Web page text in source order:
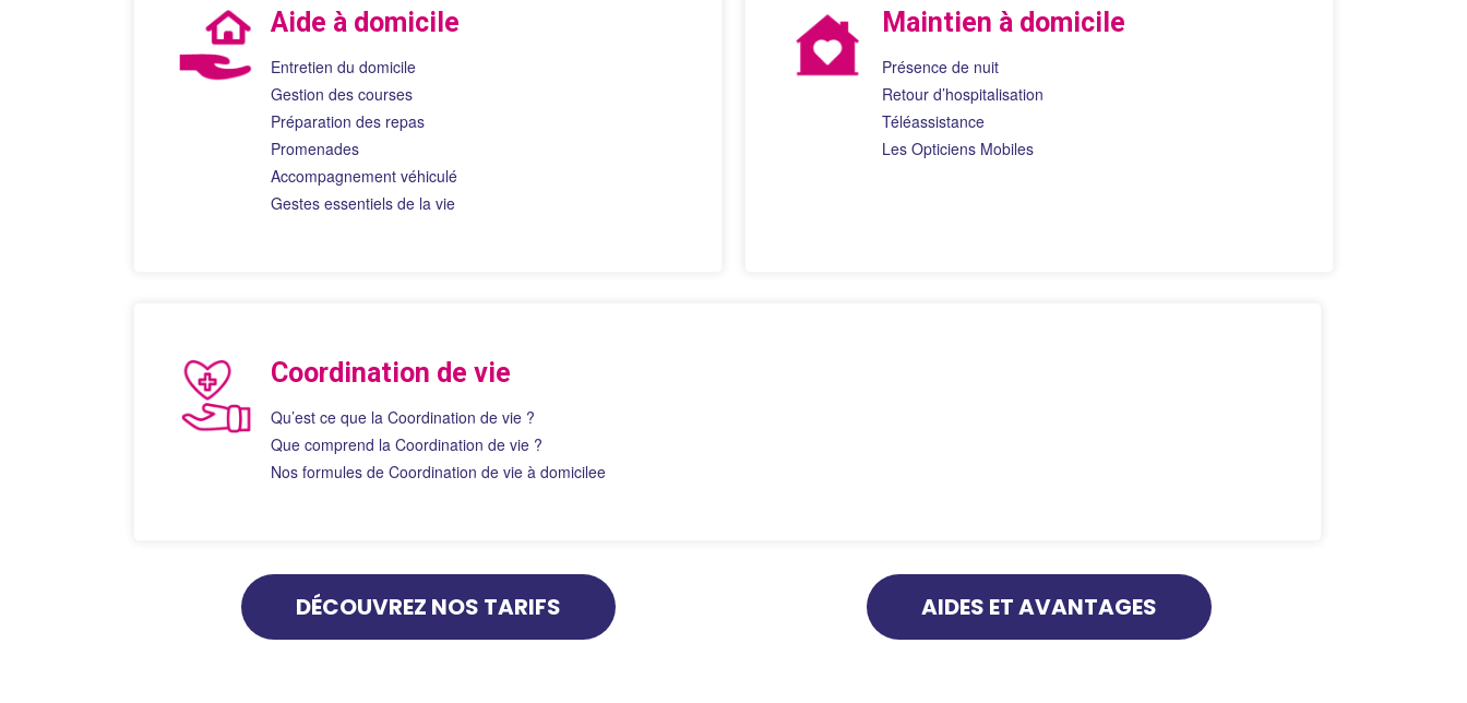
sont essentiels à mon bien-être et àAide à domicile
Entretien du domicile
Gestion des courses
Préparation des repas
Promenades
Accompagnement véhiculé
Gestes essentiels de la vie
Maintien à domicile
Présence de nuit
Retour d’hospitalisation
Téléassistance
Les Opticiens Mobiles
Coordination de vie
Qu’est ce que la Coordination de vie ?
Que comprend la Coordination de vie ?
Nos formules de Coordination de vie à domicilee
DÉCOUVREZ NOS TARIFS AIDES ET AVANTAGES